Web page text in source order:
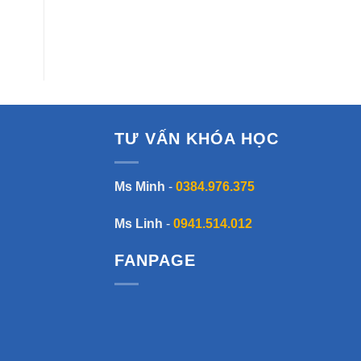
TƯ VẤN KHÓA HỌC
Ms Minh - 0384.976.375
Ms Linh - 0941.514.012
FANPAGE